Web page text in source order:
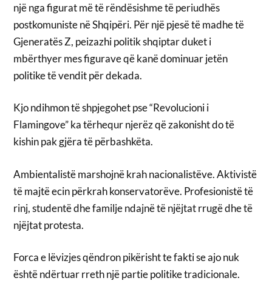
një nga figurat më të rëndësishme të periudhës
postkomuniste në Shqipëri. Për një pjesë të madhe të
Gjeneratës Z, peizazhi politik shqiptar duket i
mbërthyer mes figurave që kanë dominuar jetën
politike të vendit për dekada.
Kjo ndihmon të shpjegohet pse “Revolucioni i
Flamingove” ka tërhequr njerëz që zakonisht do të
kishin pak gjëra të përbashkëta.
Ambientalistë marshojnë krah nacionalistëve. Aktivistë
të majtë ecin përkrah konservatorëve. Profesionistë të
rinj, studentë dhe familje ndajnë të njëjtat rrugë dhe të
njëjtat protesta.
Forca e lëvizjes qëndron pikërisht te fakti se ajo nuk
është ndërtuar rreth një partie politike tradicionale.